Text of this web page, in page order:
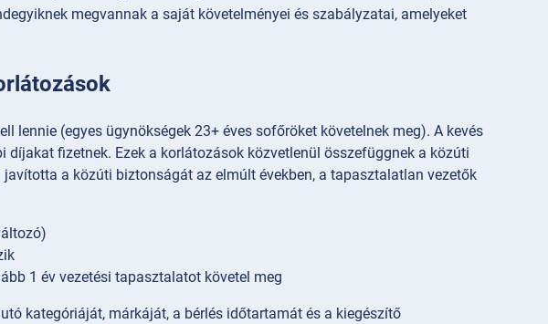
megvannak a saját követelményei és szabályzatai, amelyeket
lennie (egyes ügynökségek 23+ éves sofőröket követelnek meg). A kevés
fizetnek. Ezek a korlátozások közvetlenül összefüggnek a közúti
a közúti biztonságát az elmúlt években, a tapasztalatlan vezetők
1 év vezetési tapasztalatot követel meg
kategóriáját, márkáját, a bérlés időtartamát és a kiegészítő